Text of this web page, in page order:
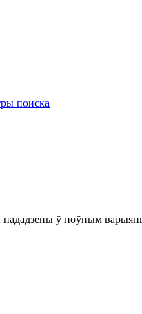
поиска
пададзены ў поўным